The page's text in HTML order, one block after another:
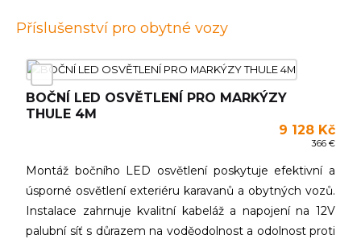
Příslušenství pro obytné vozy
BOČNÍ LED OSVĚTLENÍ PRO MARKÝZY
THULE 4M
9 128 Kč
366 €
Montáž bočního LED osvětlení poskytuje efektivní a
úsporné osvětlení exteriéru karavanů a obytných vozů.
Instalace zahrnuje kvalitní kabeláž a napojení na 12V
palubní síť s důrazem na voděodolnost a odolnost proti